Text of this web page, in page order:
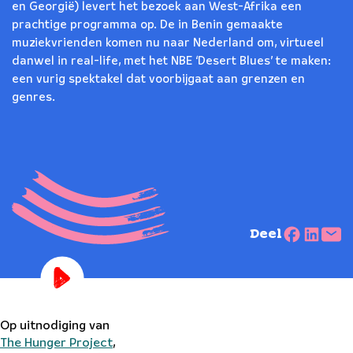
en Georgië) levert het bezoek aan West-Afrika een
prachtige programma op. De in Benin gemaakte
muziekvrienden komen nu naar Nederland om, virtueel
danwel in real-life, met het NBE ‘Desert Blues’ te maken:
een vurig spektakel dat voorbijgaat aan grenzen en
genres.
Deel
Op uitnodiging van
The Hunger Project,